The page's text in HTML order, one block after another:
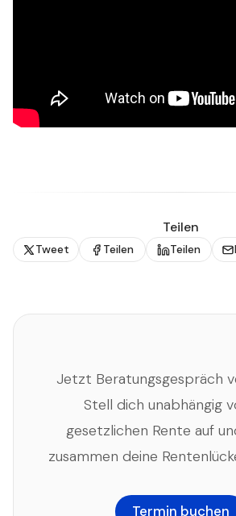
Teilen
Tweet Teilen Teilen
Jetzt Beratungsgespräch
Stell dich unabhängig
gesetzlichen Rente auf
zusammen deine
Termin buchen